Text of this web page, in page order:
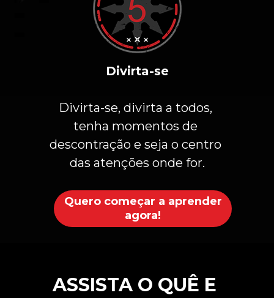
Divirta-se
Divirta-se, divirta a todos,
tenha momentos de
descontração e seja o centro
das atenções onde for.
Quero começar a aprender
agora!
ASSISTA O QUÊ E